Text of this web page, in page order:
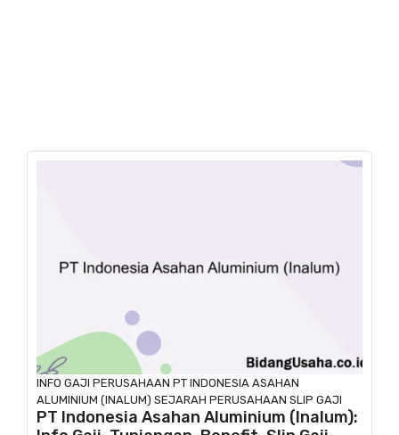
INFO GAJI PERUSAHAAN PT INDONESIA ASAHAN
ALUMINIUM (INALUM) SEJARAH PERUSAHAAN SLIP GAJI
PT Indonesia Asahan Aluminium (Inalum):